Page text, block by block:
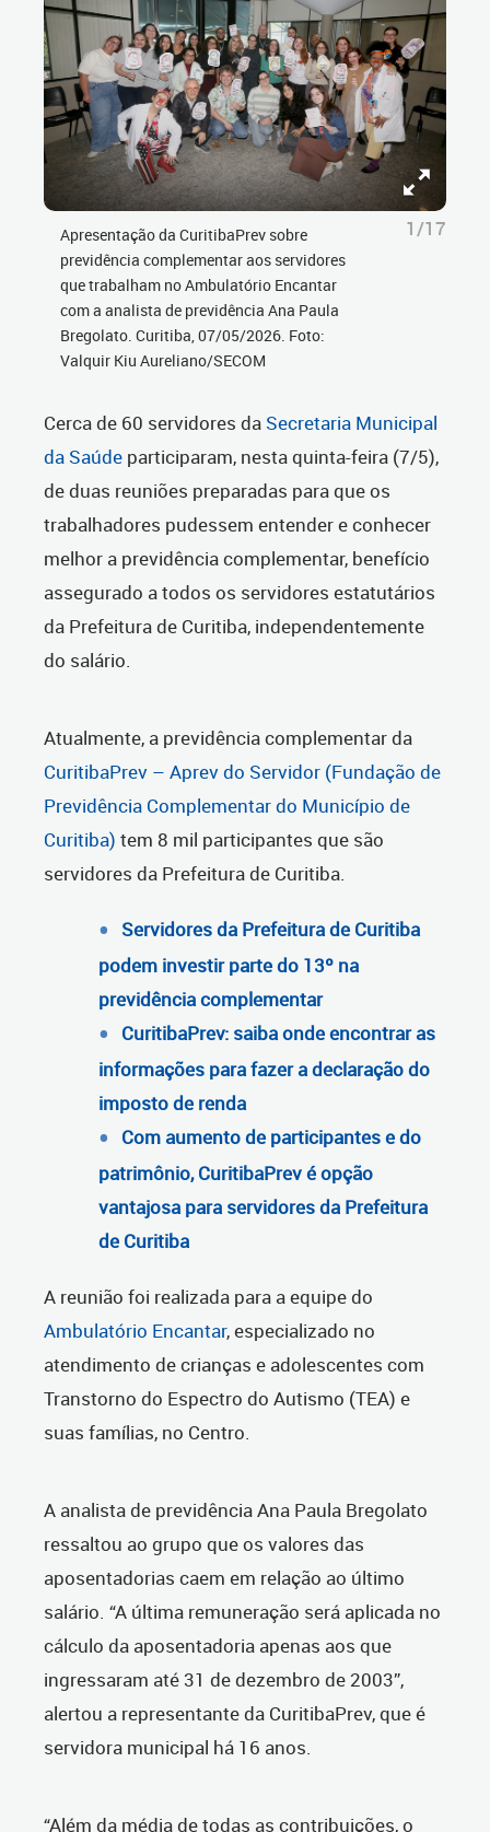
Apresentação da CuritibaPrev sobre
previdência complementar aos servidores
que trabalham no Ambulatório Encantar
com a analista de previdência Ana Paula
Bregolato. Curitiba, 07/05/2026. Foto:
Valquir Kiu Aureliano/SECOM
1/17
Cerca de 60 servidores da Secretaria Municipal
da Saúde participaram, nesta quinta-feira (7/5),
de duas reuniões preparadas para que os
trabalhadores pudessem entender e conhecer
melhor a previdência complementar, benefício
assegurado a todos os servidores estatutários
da Prefeitura de Curitiba, independentemente
do salário.
Atualmente, a previdência complementar da
CuritibaPrev – Aprev do Servidor (Fundação de
Previdência Complementar do Município de
Curitiba) tem 8 mil participantes que são
servidores da Prefeitura de Curitiba.
Servidores da Prefeitura de Curitiba
podem investir parte do 13º na
previdência complementar
CuritibaPrev: saiba onde encontrar as
informações para fazer a declaração do
imposto de renda
Com aumento de participantes e do
patrimônio, CuritibaPrev é opção
vantajosa para servidores da Prefeitura
de Curitiba
A reunião foi realizada para a equipe do
Ambulatório Encantar, especializado no
atendimento de crianças e adolescentes com
Transtorno do Espectro do Autismo (TEA) e
suas famílias, no Centro.
A analista de previdência Ana Paula Bregolato
ressaltou ao grupo que os valores das
aposentadorias caem em relação ao último
salário. “A última remuneração será aplicada no
cálculo da aposentadoria apenas aos que
ingressaram até 31 de dezembro de 2003”,
alertou a representante da CuritibaPrev, que é
servidora municipal há 16 anos.
“Além da média de todas as contribuições, o